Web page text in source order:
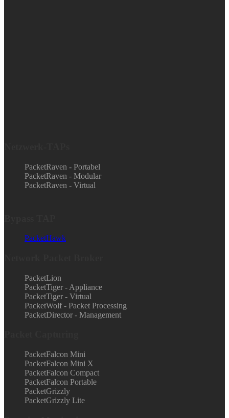
PacketRaven - Portabel
PacketRaven - Modular
PacketRaven - Virtual
PacketHawk
PacketLion
PacketTiger - Appliance
PacketTiger - Virtual
PacketWolf - Packet Processing
PacketDirector - Management
PacketFalcon Mini
PacketFalcon Mini X
PacketFalcon Compact
PacketFalcon Portable
PacketGrizzly
PacketGrizzly Lite